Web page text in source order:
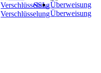
SSL-
VerschlüsselungÜberweisung